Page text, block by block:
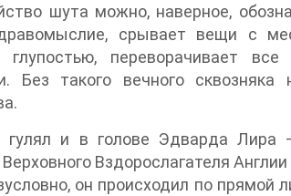
шута можно, наверное,
срывает вещи с
переворачивает
Без такого вечного
гулял и в голове Эдварда Лира
Вздорослагателя
он происходил по